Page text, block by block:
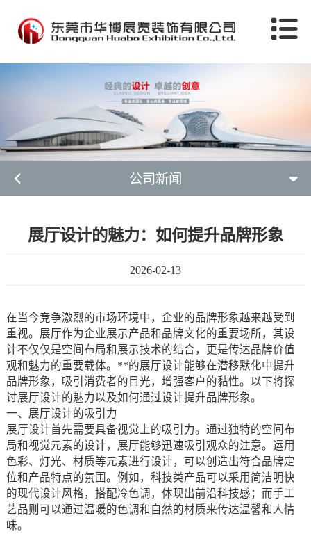
公司新闻
展厅设计的魅力：如何提升品牌形象
2026-02-13
在当今竞争激烈的市场环境中，企业的品牌形象越来越受到
重视。展厅作为企业展示产品和品牌文化的重要场所，其设
计不仅仅是空间布局和展示技术的结合，更是传达品牌价值
观和魅力的重要载体。**的展厅设计能够在潜移默化中提升
品牌形象，吸引消费者的目光，增强客户的黏性。以下将探
讨展厅设计的魅力以及如何通过设计提升品牌形象。
一、展厅设计的吸引力
展厅设计首先需要具备视觉上的吸引力。通过独特的空间布
局和视觉元素的设计，展厅能够迅速吸引观众的注意。运用
色彩、灯光、材质等元素进行设计，可以创造出符合品牌定
位和产品特点的氛围。例如，科技类产品可以采用简洁明快
的现代设计风格，搭配冷色调，体现出前沿科技感；而手工
艺品则可以通过温暖的色调和自然的材质来传达温馨和人情
味。